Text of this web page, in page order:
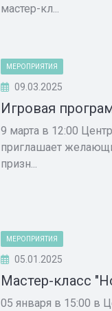
мастер-кл...
МЕРОПРИЯТИЯ
09.03.2025
Игровая
9 марта в 12:00
приглашает
призн...
МЕРОПРИЯТИЯ
05.01.2025
Мастер-класс
05 января в 15:00 в